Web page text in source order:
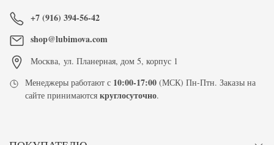
+7 (916) 394-56-42
shop@lubimova.com
Москва, ул. Планерная, дом 5, корпус 1
Менеджеры работают с 10:00-17:00 (МСК) Пн-Птн. Заказы на
сайте принимаютсякруглосуточно.